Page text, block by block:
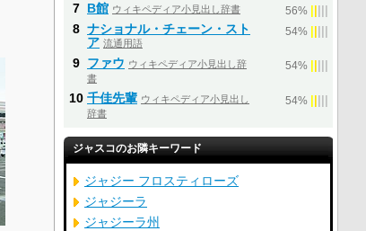
7 B館 ウィキペディア小見出し辞書 56%
8 ナショナル・チェーン・スト
ア 流通用語
54%
9 ファウ ウィキペディア小見出し辞
書
54%
10 千佳先輩 ウィキペディア小見出し
辞書
54%
ジャスコのお隣キーワード
ジャジー フロスティローズ
ジャジーラ
ジャジーラ州